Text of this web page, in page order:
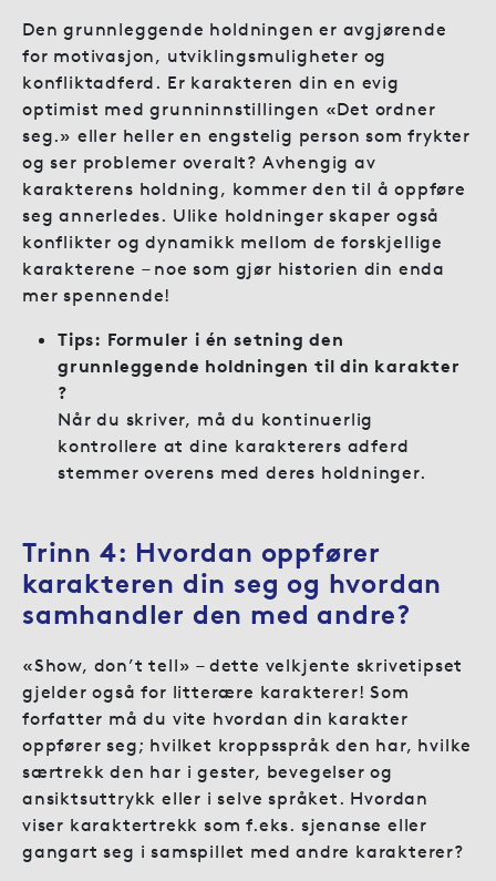
Den grunnleggende holdningen er avgjørende
for motivasjon, utviklingsmuligheter og
konfliktadferd. Er karakteren din en evig
optimist med grunninnstillingen «Det ordner
seg.» eller heller en engstelig person som frykter
og ser problemer overalt? Avhengig av
karakterens holdning, kommer den til å oppføre
seg annerledes. Ulike holdninger skaper også
konflikter og dynamikk mellom de forskjellige
karakterene – noe som gjør historien din enda
mer spennende!
Tips: Formuler i én setning den
grunnleggende holdningen til din karakter
?
Når du skriver, må du kontinuerlig
kontrollere at dine karakterers adferd
stemmer overens med deres holdninger.
Trinn 4: Hvordan oppfører
karakteren din seg og hvordan
samhandler den med andre?
«Show, don’t tell» – dette velkjente skrivetipset
gjelder også for litterære karakterer! Som
forfatter må du vite hvordan din karakter
oppfører seg; hvilket kroppsspråk den har, hvilke
særtrekk den har i gester, bevegelser og
ansiktsuttrykk eller i selve språket. Hvordan
viser karaktertrekk som f.eks. sjenanse eller
gangart seg i samspillet med andre karakterer?